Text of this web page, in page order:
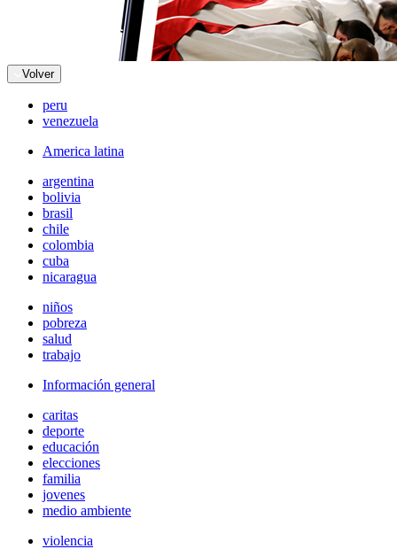
Volver
peru
venezuela
America latina
argentina
bolivia
brasil
chile
colombia
cuba
nicaragua
niños
pobreza
salud
trabajo
Información general
caritas
deporte
educación
elecciones
familia
jovenes
medio ambiente
violencia